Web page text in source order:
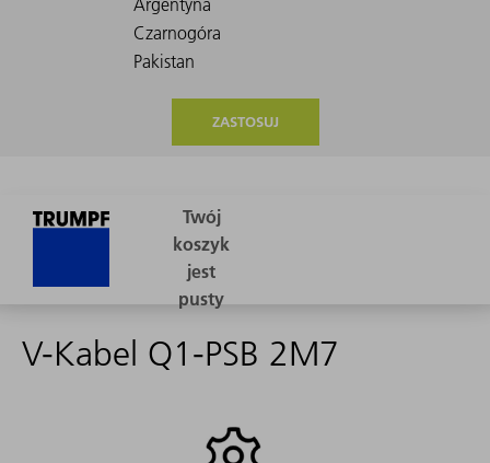
ZASTOSUJ
V-Kabel Q1-PSB 2M7